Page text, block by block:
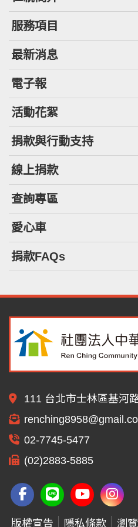
服務項目
最新消息
電子報
活動花絮
捐款與行動支持
線上捐款
查詢專區
愛心車
捐款FAQs
111 台北市士林區基河
02-7745-5477
(02)2883-5885
版權宣告 隱私條款 瀏